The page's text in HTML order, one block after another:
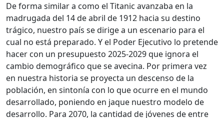
De forma similar a como el Titanic avanzaba en la
madrugada del 14 de abril de 1912 hacia su destino
trágico, nuestro país se dirige a un escenario para el
cual no está preparado. Y el Poder Ejecutivo lo pretende
hacer con un presupuesto 2025-2029 que ignora el
cambio demográfico que se avecina. Por primera vez
en nuestra historia se proyecta un descenso de la
población, en sintonía con lo que ocurre en el mundo
desarrollado, poniendo en jaque nuestro modelo de
desarrollo. Para 2070, la cantidad de jóvenes de entre